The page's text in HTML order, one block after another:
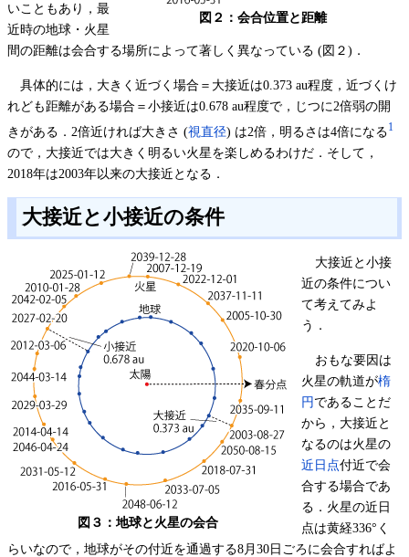
図２：会合位置と距離
いこともあり，最
近時の地球・火星
間の距離は会合する場所によって著しく異なっている (図２)．
具体的には，大きく近づく場合＝大接近は0.373 au程度，近づくけ
れども距離がある場合＝小接近は0.678 au程度で，じつに2倍弱の開
きがある．2倍近ければ大きさ (視直径) は2倍，明るさは4倍になる1
ので，大接近では大きく明るい火星を楽しめるわけだ．そして，
2018年は2003年以来の大接近となる．
大接近と小接近の条件
図３：地球と火星の会合
大接近と小接
近の条件につい
て考えてみよ
う．
おもな要因は
火星の軌道が楕
円であることだ
から，大接近と
なるのは火星の
近日点付近で会
合する場合であ
る．火星の近日
点は黄経336°く
らいなので，地球がその付近を通過する8月30日ごろに会合すればよ